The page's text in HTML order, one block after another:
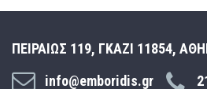
ΠΕΙΡΑΙΩΣ 119, ΓΚΑΖΙ 11854,
info@emboridis.gr